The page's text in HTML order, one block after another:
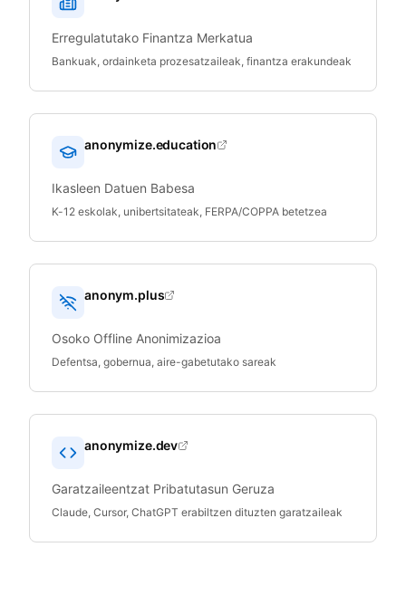
Erregulatutako Finantza Merkatua
Bankuak, ordainketa prozesatzaileak, finantza erakundeak
anonymize.education
Ikasleen Datuen Babesa
K-12 eskolak, unibertsitateak, FERPA/COPPA betetzea
anonym.plus
Osoko Offline Anonimizazioa
Defentsa, gobernua, aire-gabetutako sareak
anonymize.dev
Garatzaileentzat Pribatutasun Geruza
Claude, Cursor, ChatGPT erabiltzen dituzten garatzaileak